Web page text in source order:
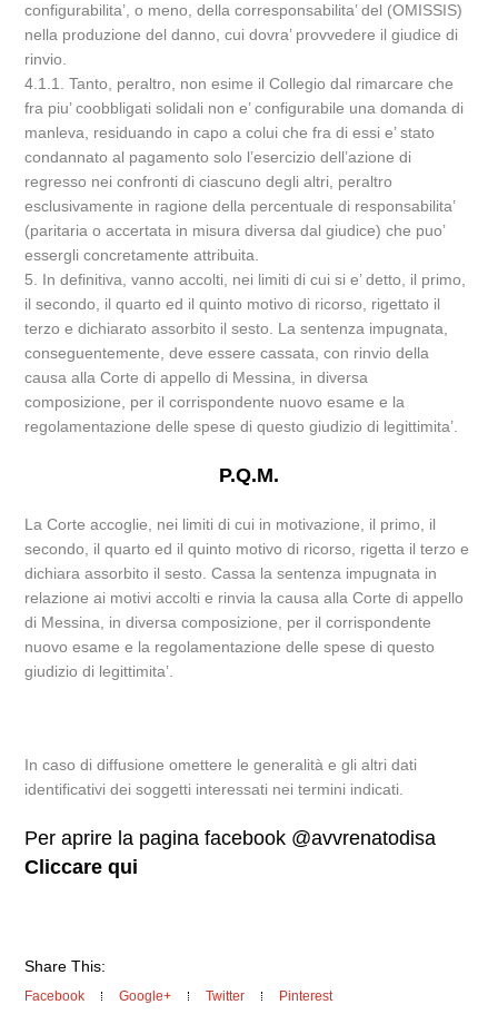
configurabilita’, o meno, della corresponsabilita’ del (OMISSIS)
nella produzione del danno, cui dovra’ provvedere il giudice di
rinvio.
4.1.1. Tanto, peraltro, non esime il Collegio dal rimarcare che
fra piu’ coobbligati solidali non e’ configurabile una domanda di
manleva, residuando in capo a colui che fra di essi e’ stato
condannato al pagamento solo l’esercizio dell’azione di
regresso nei confronti di ciascuno degli altri, peraltro
esclusivamente in ragione della percentuale di responsabilita’
(paritaria o accertata in misura diversa dal giudice) che puo’
essergli concretamente attribuita.
5. In definitiva, vanno accolti, nei limiti di cui si e’ detto, il primo,
il secondo, il quarto ed il quinto motivo di ricorso, rigettato il
terzo e dichiarato assorbito il sesto. La sentenza impugnata,
conseguentemente, deve essere cassata, con rinvio della
causa alla Corte di appello di Messina, in diversa
composizione, per il corrispondente nuovo esame e la
regolamentazione delle spese di questo giudizio di legittimita’.
P.Q.M.
La Corte accoglie, nei limiti di cui in motivazione, il primo, il
secondo, il quarto ed il quinto motivo di ricorso, rigetta il terzo e
dichiara assorbito il sesto. Cassa la sentenza impugnata in
relazione ai motivi accolti e rinvia la causa alla Corte di appello
di Messina, in diversa composizione, per il corrispondente
nuovo esame e la regolamentazione delle spese di questo
giudizio di legittimita’.
In caso di diffusione omettere le generalità e gli altri dati
identificativi dei soggetti interessati nei termini indicati.
Per aprire la pagina facebook @avvrenatodisa
Cliccare qui
Share This:
Facebook Google+ Twitter Pinterest